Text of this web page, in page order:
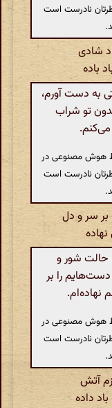
نادرست است
شادی
باده
به دست آورم،
تو شراب
می‌کنم.
هوش مصنوعی در
نادرست است
سر و دل
شور و
را بر
نهاده‌ام.
هوش مصنوعی در
نادرست است
آتش
داده